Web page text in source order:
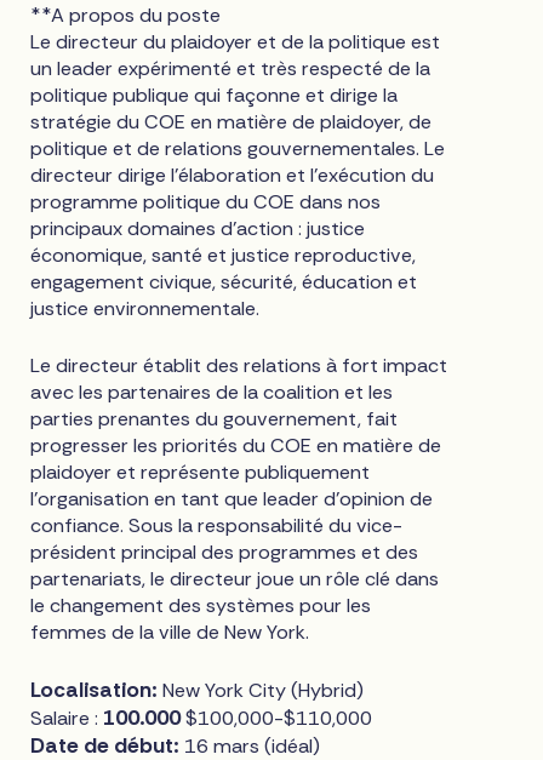
**A propos du poste
Le directeur du plaidoyer et de la politique est
un leader expérimenté et très respecté de la
politique publique qui façonne et dirige la
stratégie du COE en matière de plaidoyer, de
politique et de relations gouvernementales. Le
directeur dirige l'élaboration et l'exécution du
programme politique du COE dans nos
principaux domaines d'action : justice
économique, santé et justice reproductive,
engagement civique, sécurité, éducation et
justice environnementale.
Le directeur établit des relations à fort impact
avec les partenaires de la coalition et les
parties prenantes du gouvernement, fait
progresser les priorités du COE en matière de
plaidoyer et représente publiquement
l'organisation en tant que leader d'opinion de
confiance. Sous la responsabilité du vice-
président principal des programmes et des
partenariats, le directeur joue un rôle clé dans
le changement des systèmes pour les
femmes de la ville de New York.
Localisation: New York City (Hybrid)
Salaire : 100.000$100,000-$110,000
Date de début: 16 mars (idéal)